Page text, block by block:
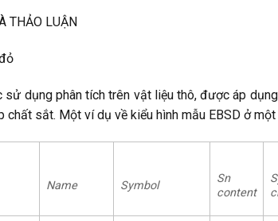
THẢO LUẬN
sử dụng phân tích trên vật liệu thô, được áp
chất sắt. Một ví dụ về kiểu hình mẫu EBSD ở
Name Symbol
Sn
content